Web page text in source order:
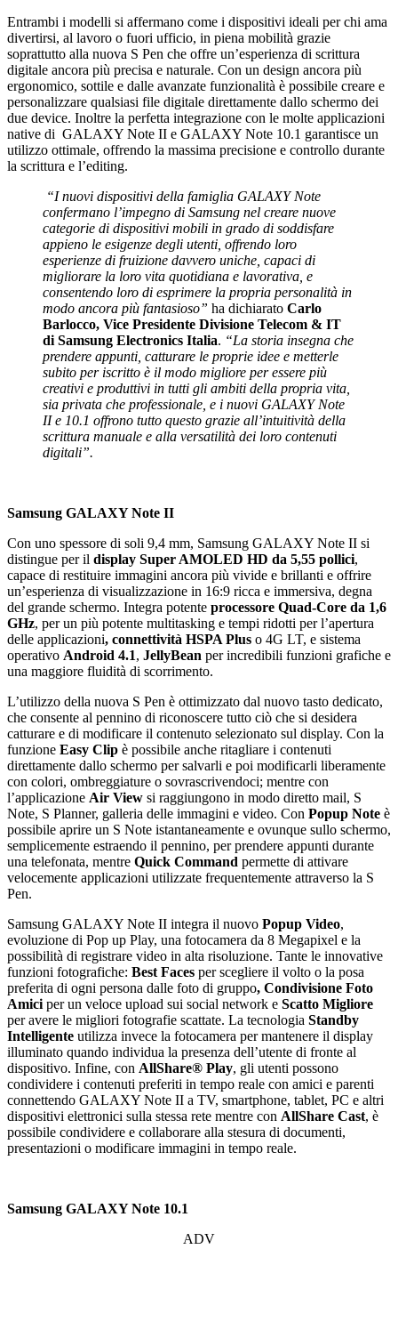
Entrambi i modelli si affermano come i dispositivi ideali per chi ama
divertirsi, al lavoro o fuori ufficio, in piena mobilità grazie
soprattutto alla nuova S Pen che offre un’esperienza di scrittura
digitale ancora più precisa e naturale. Con un design ancora più
ergonomico, sottile e dalle avanzate funzionalità è possibile creare e
personalizzare qualsiasi file digitale direttamente dallo schermo dei
due device. Inoltre la perfetta integrazione con le molte applicazioni
native di GALAXY Note II e GALAXY Note 10.1 garantisce un
utilizzo ottimale, offrendo la massima precisione e controllo durante
la scrittura e l’editing.
“I nuovi dispositivi della famiglia GALAXY Note
confermano l’impegno di Samsung nel creare nuove
categorie di dispositivi mobili in grado di soddisfare
appieno le esigenze degli utenti, offrendo loro
esperienze di fruizione davvero uniche, capaci di
migliorare la loro vita quotidiana e lavorativa, e
consentendo loro di esprimere la propria personalità in
modo ancora più fantasioso” ha dichiarato Carlo
Barlocco, Vice Presidente Divisione Telecom & IT
di Samsung Electronics Italia. “La storia insegna che
prendere appunti, catturare le proprie idee e metterle
subito per iscritto è il modo migliore per essere più
creativi e produttivi in tutti gli ambiti della propria vita,
sia privata che professionale, e i nuovi GALAXY Note
II e 10.1 offrono tutto questo grazie all’intuitività della
scrittura manuale e alla versatilità dei loro contenuti
digitali”.
Samsung GALAXY Note II
Con uno spessore di soli 9,4 mm, Samsung GALAXY Note II si
distingue per il display Super AMOLED HD da 5,55 pollici,
capace di restituire immagini ancora più vivide e brillanti e offrire
un’esperienza di visualizzazione in 16:9 ricca e immersiva, degna
del grande schermo. Integra potente processore Quad-Core da 1,6
GHz, per un più potente multitasking e tempi ridotti per l’apertura
delle applicazioni, connettività HSPA Plus o 4G LT, e sistema
operativo Android 4.1, JellyBean per incredibili funzioni grafiche e
una maggiore fluidità di scorrimento.
L’utilizzo della nuova S Pen è ottimizzato dal nuovo tasto dedicato,
che consente al pennino di riconoscere tutto ciò che si desidera
catturare e di modificare il contenuto selezionato sul display. Con la
funzione Easy Clip è possibile anche ritagliare i contenuti
direttamente dallo schermo per salvarli e poi modificarli liberamente
con colori, ombreggiature o sovrascrivendoci; mentre con
l’applicazione Air View si raggiungono in modo diretto mail, S
Note, S Planner, galleria delle immagini e video. Con Popup Note è
possibile aprire un S Note istantaneamente e ovunque sullo schermo,
semplicemente estraendo il pennino, per prendere appunti durante
una telefonata, mentre Quick Command permette di attivare
velocemente applicazioni utilizzate frequentemente attraverso la S
Pen.
Samsung GALAXY Note II integra il nuovo Popup Video,
evoluzione di Pop up Play, una fotocamera da 8 Megapixel e la
possibilità di registrare video in alta risoluzione. Tante le innovative
funzioni fotografiche: Best Faces per scegliere il volto o la posa
preferita di ogni persona dalle foto di gruppo, Condivisione Foto
Amici per un veloce upload sui social network e Scatto Migliore
per avere le migliori fotografie scattate. La tecnologia Standby
Intelligente utilizza invece la fotocamera per mantenere il display
illuminato quando individua la presenza dell’utente di fronte al
dispositivo. Infine, con AllShare® Play, gli utenti possono
condividere i contenuti preferiti in tempo reale con amici e parenti
connettendo GALAXY Note II a TV, smartphone, tablet, PC e altri
dispositivi elettronici sulla stessa rete mentre con AllShare Cast, è
possibile condividere e collaborare alla stesura di documenti,
presentazioni o modificare immagini in tempo reale.
Samsung GALAXY Note 10.1
ADV